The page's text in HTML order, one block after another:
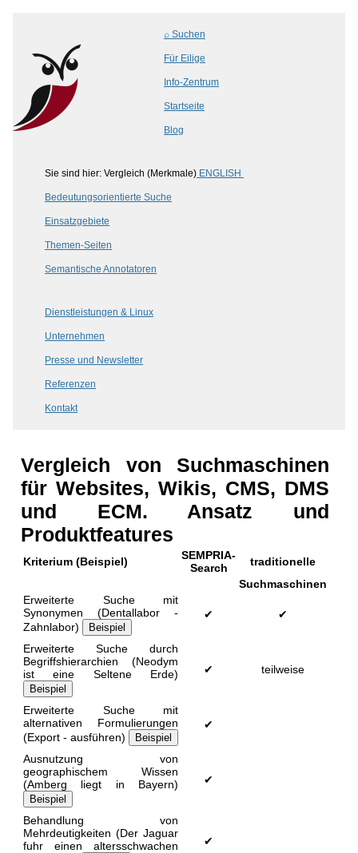
⌕ Suchen
Für Eilige
Info-Zentrum
Startseite
Blog
Sie sind hier: Vergleich (Merkmale) ENGLISH
Bedeutungsorientierte Suche
Einsatzgebiete
Themen-Seiten
Semantische Annotatoren
Dienstleistungen & Linux
Unternehmen
Presse und Newsletter
Referenzen
Kontakt
Vergleich von Suchmaschinen
für Websites, Wikis, CMS, DMS
und ECM. Ansatz und
Produktfeatures
Kriterium (Beispiel)
SEMPRIA-
Search
traditionelle
Suchmaschinen
Erweiterte Suche mit
Synonymen (Dentallabor -
Zahnlabor)
Beispiel
✔ ✔
Erweiterte Suche durch
Begriffshierarchien (Neodym
ist eine Seltene Erde)
Beispiel
✔ teilweise
Erweiterte Suche mit
alternativen Formulierungen
(Export - ausführen)
Beispiel
✔
Ausnutzung von
geographischem Wissen
(Amberg liegt in Bayern)
Beispiel
✔
Behandlung von
Mehrdeutigkeiten (Der Jaguar
fuhr einen altersschwachen
✔